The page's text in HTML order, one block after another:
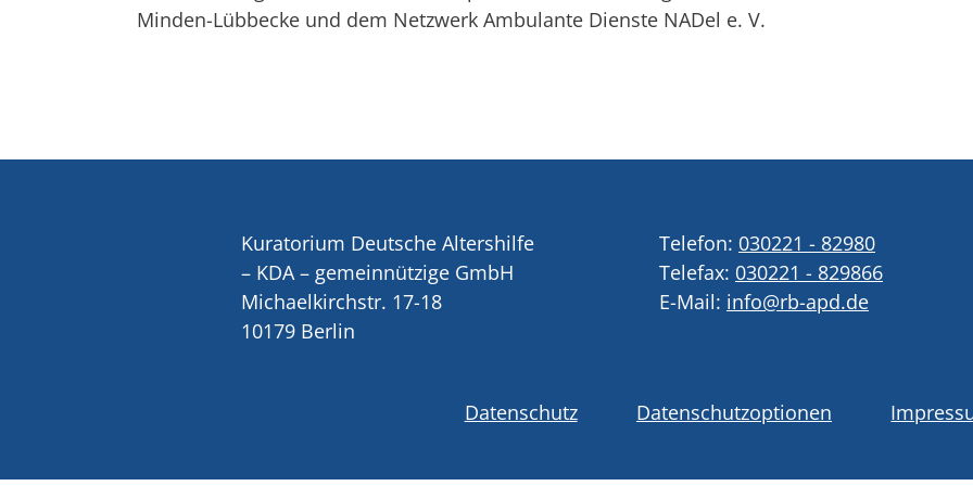
Minden-Lübbecke und dem Netzwerk Ambulante Dienste NADel e. V.
Kuratorium Deutsche Altershilfe
– KDA – gemeinnützige GmbH
Michaelkirchstr. 17-18
10179 Berlin
Telefon: 030221 - 82980
Telefax: 030221 - 829866
E-Mail: info@rb-apd.de
Datenschutz Datenschutzoptionen